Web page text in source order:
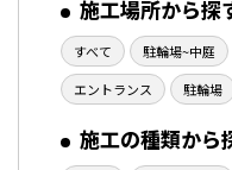
施工場所から探
すべて 駐輪場~中庭
エントランス
駐輪場
施工の種類から